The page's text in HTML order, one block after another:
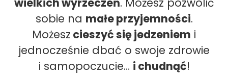
wielkich wyrzeczeń. Możesz pozwolić
sobie na małe przyjemności.
Możesz cieszyć się jedzeniem i
jednocześnie dbać o swoje zdrowie
i samopoczucie… i chudnąć!